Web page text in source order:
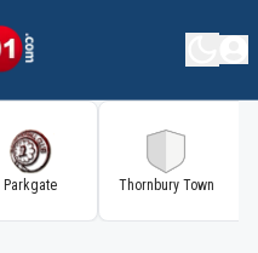
Parkgate Thornbury Town